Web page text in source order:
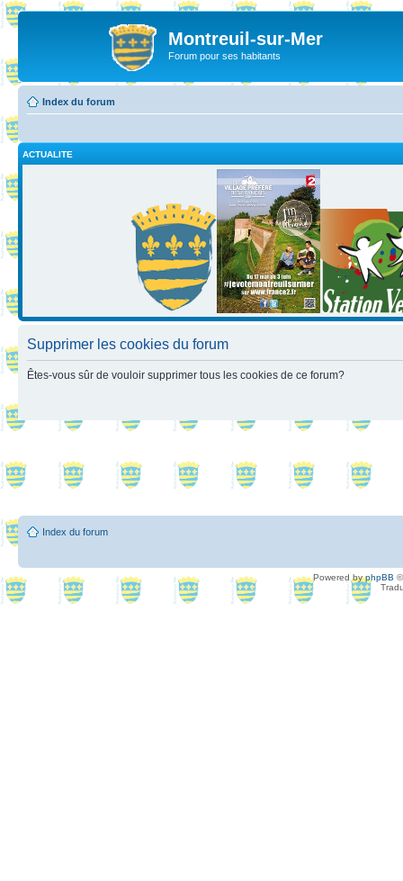
Montreuil-sur-Mer
Forum pour ses habitants
Index du forum
ACTUALITE
Supprimer les cookies du forum
Êtes-vous sûr de vouloir supprimer tous les cookies de ce forum?
Index du forum
Powered byphpBB